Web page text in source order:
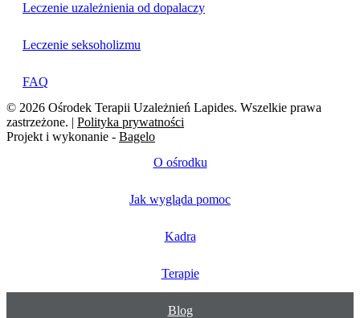
Leczenie uzależnienia od dopalaczy
Leczenie seksoholizmu
FAQ
© 2026 Ośrodek Terapii Uzależnień Lapides. Wszelkie prawa
zastrzeżone. | Polityka prywatności
Projekt i wykonanie - Bagelo
O ośrodku
Jak wygląda pomoc
Kadra
Terapie
Blog